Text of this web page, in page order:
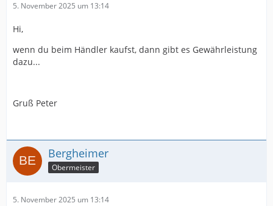
5. November 2025 um 13:14
Hi,
wenn du beim Händler kaufst, dann gibt es Gewährleistung
dazu...
Gruß Peter
Bergheimer
Obermeister
5. November 2025 um 13:14